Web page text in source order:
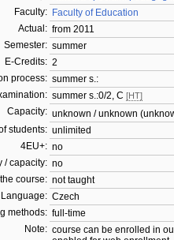
Faculty: Faculty of Education
Actual: from 2011
Semester: summer
E-Credits: 2
process: summer s.:
summer s.:0/2, C [HT]
Capacity: unknown / unknown
students: unlimited
4EU+: no
/ capacity: no
course: not taught
Language: Czech
methods: full-time
Note: course can be enrolled in